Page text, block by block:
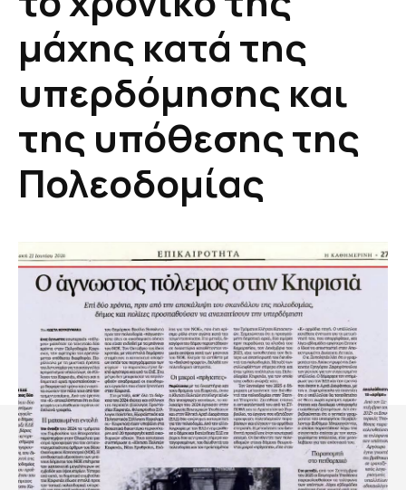
μάχης κατά της
υπερδόμησης και
της υπόθεσης της
Πολεοδομίας